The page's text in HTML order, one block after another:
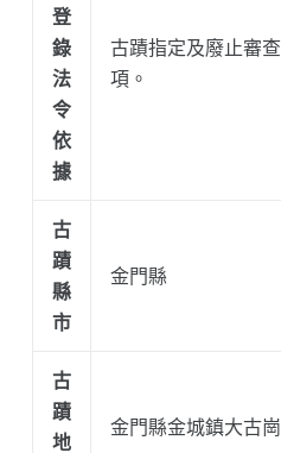
登
錄
法
令
依
據
古蹟指定及廢止審
項。
古
蹟
縣
市
金門縣
古
蹟
地
金門縣金城鎮大古